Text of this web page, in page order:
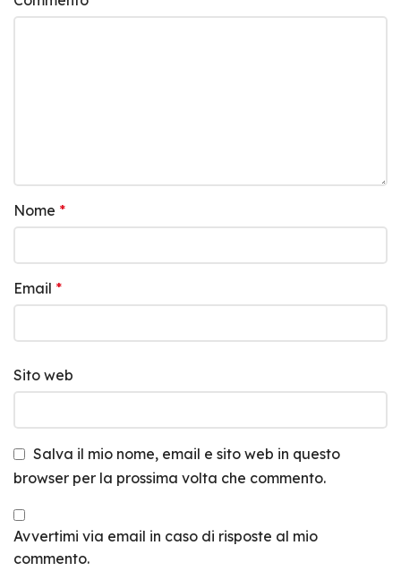
Nome *
Email *
Sito web
Salva il mio nome, email e sito web in questo
browser per la prossima volta che commento.
Avvertimi via email in caso di risposte al mio
commento.